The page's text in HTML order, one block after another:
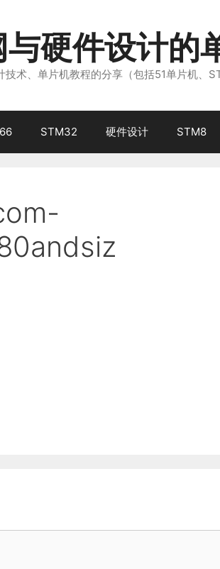
硬件设计的
术、单片机教程的分享（包括51单片机、
STM32 硬件设计 STM8